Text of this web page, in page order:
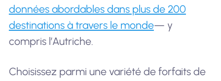
données abordables dans plus de 200
destinations à travers le monde— y
compris l’Autriche.
Choisissez parmi une variété de forfaits de